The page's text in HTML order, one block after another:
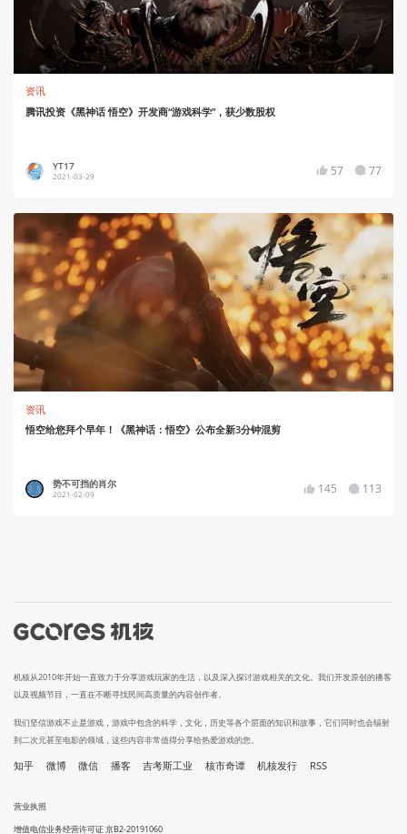
资讯
腾讯投资《黑神话 悟空》开发商“游戏科学”，获少数股权
YT17
2021-03-29 57 77
资讯
悟空给您拜个早年！《黑神话：悟空》公布全新3分钟混剪
势不可挡的肖尔
2021-02-09 145 113
机核从2010年开始一直致力于分享游戏玩家的生活，以及深入探讨游戏相关的文化。我们开发原创的播客
以及视频节目，一直在不断寻找民间高质量的内容创作者。
我们坚信游戏不止是游戏，游戏中包含的科学，文化，历史等各个层面的知识和故事，它们同时也会辐射
到二次元甚至电影的领域，这些内容非常值得分享给热爱游戏的您。
知乎 微博 微信 播客 吉考斯工业 核市奇谭 机核发行 RSS
营业执照
增值电信业务经营许可证 京B2-20191060